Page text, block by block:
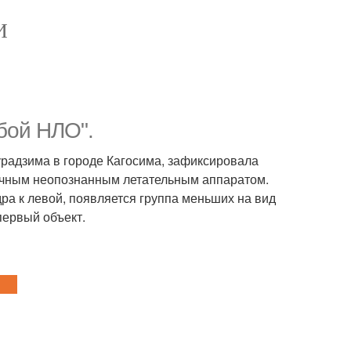
НЛО".
в городе Кагосима, зафиксировала
неопознанным летательным аппаратом.
к левой, появляется группа меньших на вид
объект.